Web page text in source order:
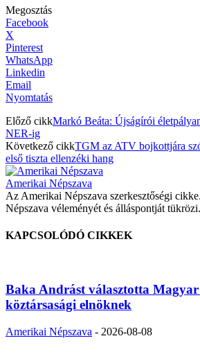
Megosztás
Facebook
X
Pinterest
WhatsApp
Linkedin
Email
Nyomtatás
Előző cikkMarkó Beáta: Újságírói
NER-ig
Következő cikkTGM az ATV bojkottjára
első tiszta ellenzéki hang
Amerikai Népszava
Az Amerikai Népszava szerkesztőségi
Népszava véleményét és álláspontját tükrözi.
KAPCSOLÓDÓ CIKKEK
Baka Andrást választotta Magyar
köztársasági elnöknek
Amerikai Népszava - 2026-08-08